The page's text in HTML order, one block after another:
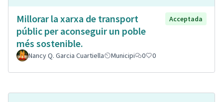
Millorar la xarxa de transport
públic per aconseguir un poble
més sostenible.
Acceptada
Nancy Q. Garcia Cuartiella Municipi 0 0